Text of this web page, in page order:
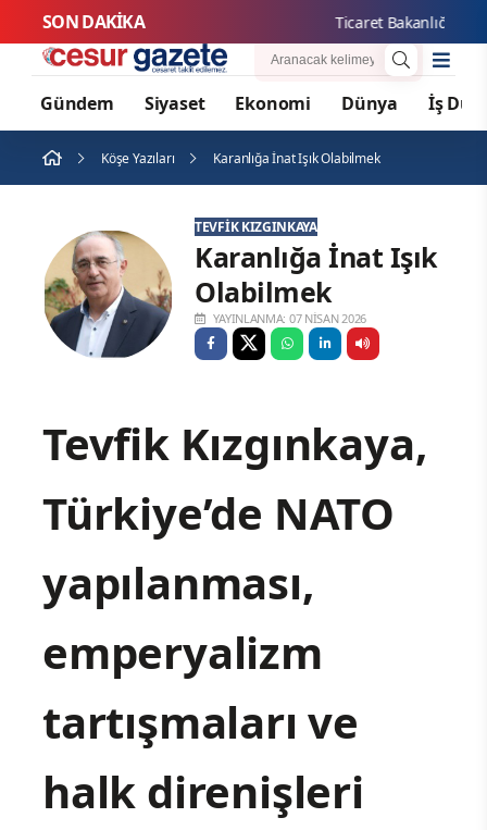
SON DAKİKA Ticaret Bakanlığı:
Gündem Siyaset Ekonomi Dünya İş
Köşe Yazıları Karanlığa İnat Işık Olabilmek
TEVFIK KIZGINKAYA
Karanlığa İnat Işık
Olabilmek
YAYINLANMA: 07 NISAN 2026
Tevfik Kızgınkaya,
Türkiye’de NATO
yapılanması,
emperyalizm
tartışmaları ve
halk direnişleri